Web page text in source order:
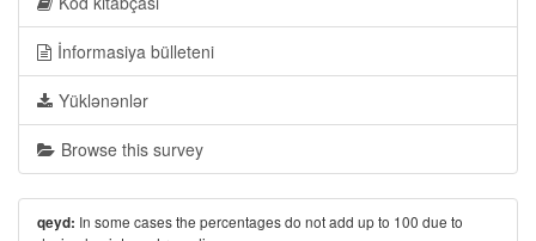
İnformasiya bülleteni
Yüklənənlər
Browse this survey
qeyd: In some cases the percentages do not add up to 100 due to